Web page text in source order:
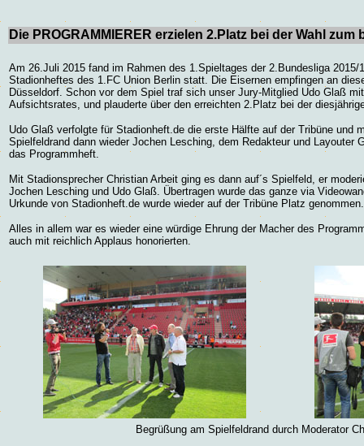
Die PROGRAMMIERER erzielen 2.Platz bei der Wahl
Am 26.Juli 2015 fand im Rahmen des 1.Spieltages der 2.Bundesliga
Stadionheftes des 1.FC Union Berlin statt. Die Eisernen empfingen an
Düsseldorf. Schon vor dem Spiel traf sich unser Jury-Mitglied Udo Glaß
Aufsichtsrates, und plauderte über den erreichten 2.Platz bei der
Udo Glaß verfolgte für Stadionheft.de die erste Hälfte auf der Tribüne und
Spielfeldrand dann wieder Jochen Lesching, dem Redakteur und Layouter
das Programmheft.
Mit Stadionsprecher Christian Arbeit ging es dann auf´s Spielfeld, er
Jochen Lesching und Udo Glaß. Übertragen wurde das ganze via
Urkunde von Stadionheft.de wurde wieder auf der Tribüne Platz
Alles in allem war es wieder eine würdige Ehrung der Macher des
auch mit reichlich Applaus honorierten.
Begrüßung am Spielfeldrand durch Moderator